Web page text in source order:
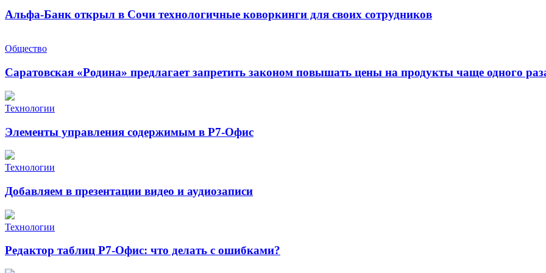
Альфа-Банк открыл в Сочи технологичные коворкинги для своих сотрудников
Общество
Саратовская «Родина» предлагает запретить законом повышать цены на продукты чаще одного
Технологии
Элементы управления содержимым в Р7-Офис
Технологии
Добавляем в презентации видео и аудиозаписи
Технологии
Редактор таблиц Р7-Офис: что делать с ошибками?